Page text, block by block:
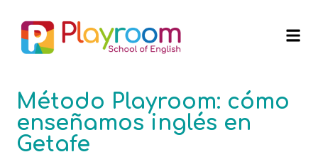
Método Playroom: cómo
enseñamos inglés en
Getafe